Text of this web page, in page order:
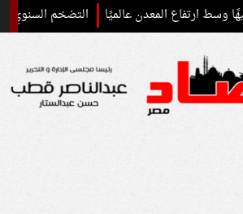
التضخم السنوي في مصر يرتفع إلى 13% خلال